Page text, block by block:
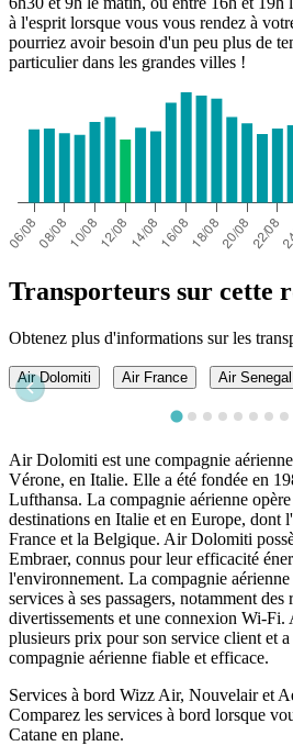
à l'esprit lorsque vous vous rendez à
pourriez avoir besoin d'un peu plus de
particulier dans les grandes villes !
Transporteurs sur cette
Obtenez plus d'informations sur les
Air Dolomiti Air France Air Senegal
Air Dolomiti est une compagnie
Vérone, en Italie. Elle a été fondée en
Lufthansa. La compagnie aérienne
destinations en Italie et en Europe,
France et la Belgique. Air Dolomiti
Embraer, connus pour leur efficacité
l'environnement. La compagnie
services à ses passagers, notamment des
divertissements et une connexion Wi-
plusieurs prix pour son service client et
compagnie aérienne fiable et efficace.
Services à bord Wizz Air, Nouvelair et
Comparez les services à bord lorsque
Catane en plane.